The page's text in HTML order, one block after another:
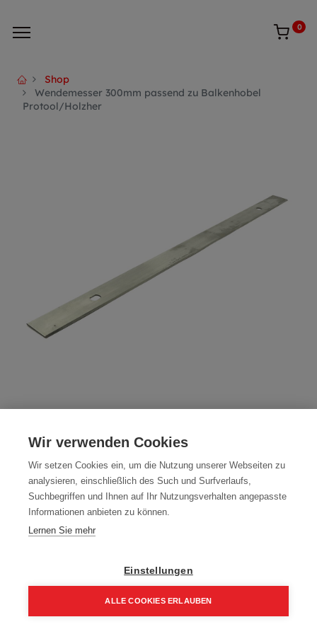
0
Shop
Wendemesser 300mm passend zu Balkenhobel
Protool/Holzher
Balkenhobel Protool/Holzher
Artikelnummer:20043
300x19x1 mm STK Trisolid
Typ: 300x19x1 mm STK Trisolid
171,72€ 228,96€
14,31 € / Stk.
Wir verwenden Cookies
Wir setzen Cookies ein, um die Nutzung unserer Webseiten zu
analysieren, einschließlich des Such und Surfverlaufs,
Suchbegriffen und Ihnen auf Ihr Nutzungsverhalten angepasste
Informationen anbieten zu können.
Lernen Sie mehr
Einstellungen
ALLE COOKIES ERLAUBEN